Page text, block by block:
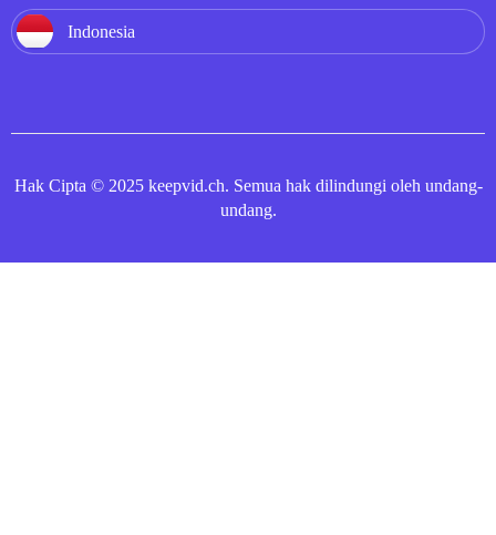
Indonesia
Hak Cipta © 2025 keepvid.ch. Semua hak dilindungi oleh undang-
undang.